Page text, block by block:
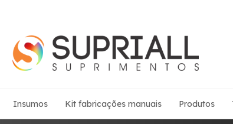
Insumos Kit fabricações manuais Produtos